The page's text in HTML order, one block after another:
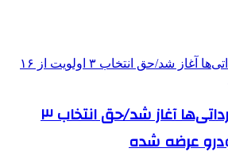
ثبت‌نام خودرویی وارداتی‌ها آغاز شد/حق انتخاب ۳